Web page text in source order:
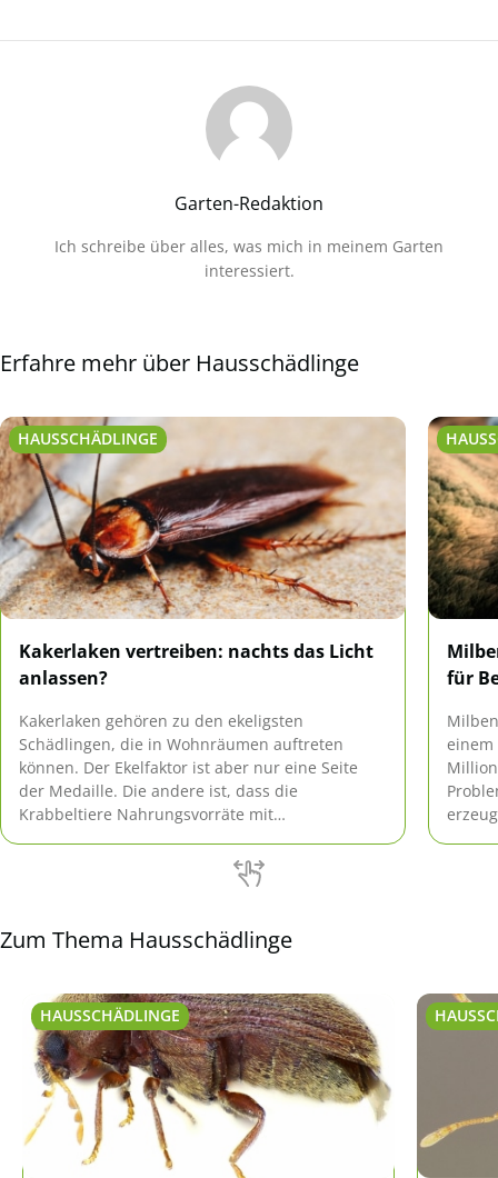
Garten-Redaktion
Ich schreibe über alles, was mich in meinem Garten
interessiert.
Erfahre mehr über Hausschädlinge
HAUSSCHÄDLINGE
Kakerlaken vertreiben: nachts das Licht
anlassen?
Kakerlaken gehören zu den ekeligsten
Schädlingen, die in Wohnräumen auftreten
können. Der Ekelfaktor ist aber nur eine Seite
der Medaille. Die andere ist, dass die
Krabbeltiere Nahrungsvorräte mit
es unerlässlich, den Insekten den Kampf
anzusagen. Lassen Sich Kakerlaken vertreiben,
für
einem
Zum Thema Hausschädlinge
HAUSSCHÄDLINGE